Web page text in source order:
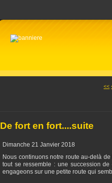
<<
De fort en fort....suite
Dimanche 21 Janvier 2018
Nous continuons notre route au-delà
tout se ressemble : une succession
engageons sur une petite route qui